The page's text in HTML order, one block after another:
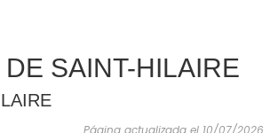
HACER
INSPIRACIONES
SAINT-HILAIRE
Página actualizada el 10/07/2026